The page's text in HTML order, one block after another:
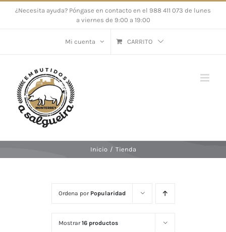
Saltar¿Necesita ayuda? Póngase en contacto en el 988 411 073 de lunes
a viernes de 9:00 a 19:00
Mi cuenta CARRITO
Inicio / Tienda
Ordena por Popularidad
Mostrar16 productos